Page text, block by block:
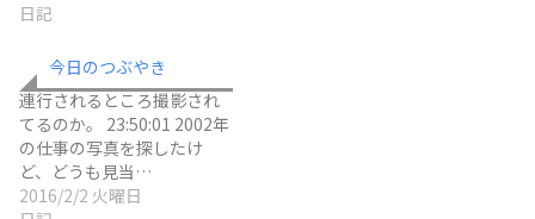
日記
今日のつぶやき
連行されるところ撮影され
てるのか。 23:50:01 2002年
の仕事の写真を探したけ
ど、どうも見当…
2016/2/2 火曜日